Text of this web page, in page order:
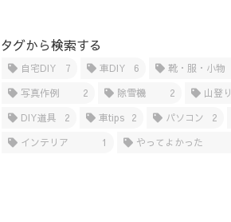
タグから検索する
自宅DIY 7 車DIY 6 靴・服・小物
写真作例
2 除雪機 2 山登り
DIY道具
2 車tips 2 パソコン 2
インテリア
1 やってよかった